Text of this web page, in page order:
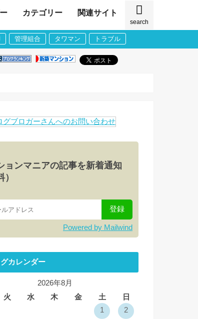
search
カテゴリー 関連サイト
管理組合 タワマン トラブル
ョンマニアの記事を新着通知
）
Powered by Mailwind
カレンダー
2026年8月
火 水 木 金 土
日
1
2